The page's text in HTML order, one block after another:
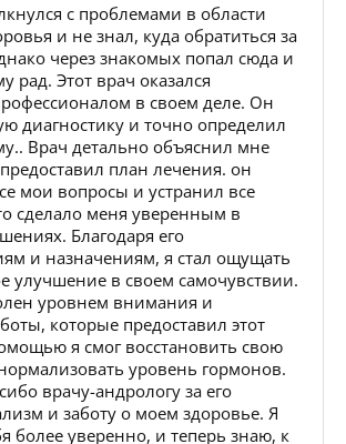
с проблемами в области
и не знал, куда обратиться за
через знакомых попал сюда и
рад. Этот врач оказался
в своем деле. Он
диагностику и точно определил
Врач детально объяснил мне
план лечения. он
мои вопросы и устранил все
сделало меня уверенным в
Благодаря его
и назначениям, я стал ощущать
улучшение в своем самочувствии.
уровнем внимания и
которые предоставил этот
я смог восстановить свою
уровень гормонов.
врачу-андрологу за его
и заботу о моем здоровье. Я
более уверенно, и теперь знаю, к